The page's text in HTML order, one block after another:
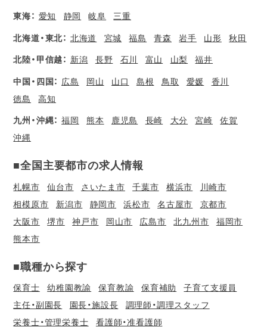
東海： 愛知 静岡 岐阜 三重
北海道・東北： 北海道 宮城 福島 青森 岩手 山形 秋田
北陸・甲信越： 新潟 長野 石川 富山 山梨 福井
中国・四国： 広島 岡山 山口 島根 鳥取 愛媛
香川
徳島
高知
九州・沖縄： 福岡 熊本 鹿児島 長崎 大分 宮崎
佐賀
沖縄
■全国主要都市の求人情報
札幌市 仙台市 さいたま市 千葉市 横浜市
川崎市
相模原市
新潟市 静岡市 浜松市 名古屋市
京都市
大阪市
堺市 神戸市 岡山市 広島市 北九州市
福岡市
熊本市
■職種から探す
保育士 幼稚園教諭 保育教諭 保育補助
子育て支援員
主任・副園長
園長・施設長
調理師・調理スタッフ
栄養士・管理栄養士
看護師・准看護師